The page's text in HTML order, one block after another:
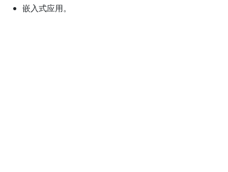
嵌入式应用。